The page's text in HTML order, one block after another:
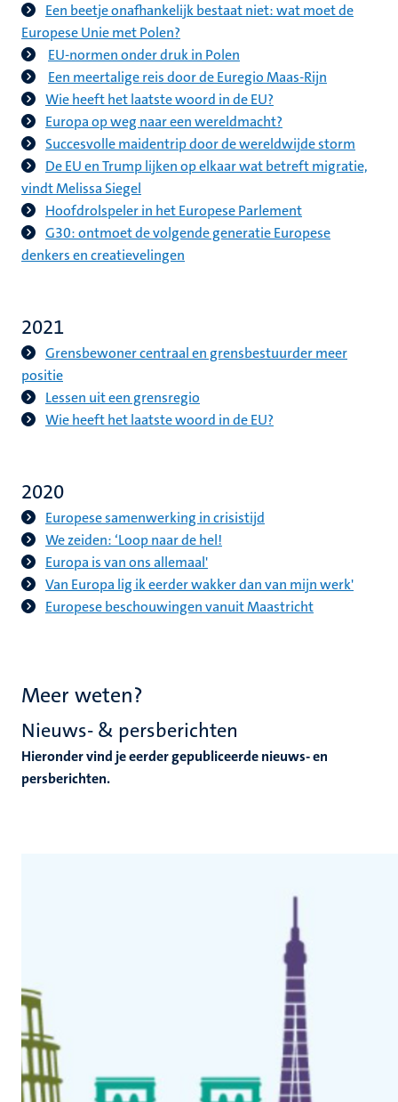
Een beetje onafhankelijk bestaat niet: wat moet de
Europese Unie met Polen?
EU-normen onder druk in Polen
Een meertalige reis door de Euregio Maas-Rijn
Wie heeft het laatste woord in de EU?
Europa op weg naar een wereldmacht?
Succesvolle maidentrip door de wereldwijde storm
De EU en Trump lijken op elkaar wat betreft migratie,
vindt Melissa Siegel
Hoofdrolspeler in het Europese Parlement
G30: ontmoet de volgende generatie Europese
denkers en creatievelingen
2021
Grensbewoner centraal en grensbestuurder meer
positie
Lessen uit een grensregio
Wie heeft het laatste woord in de EU?
2020
Europese samenwerking in crisistijd
We zeiden: ‘Loop naar de hel!
Europa is van ons allemaal'
Van Europa lig ik eerder wakker dan van mijn werk'
Europese beschouwingen vanuit Maastricht
Meer weten?
Nieuws- & persberichten
Hieronder vind je eerder gepubliceerde nieuws- en
persberichten.